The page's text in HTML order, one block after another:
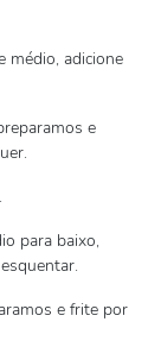
médio, adicione
e
para baixo,
e frite por